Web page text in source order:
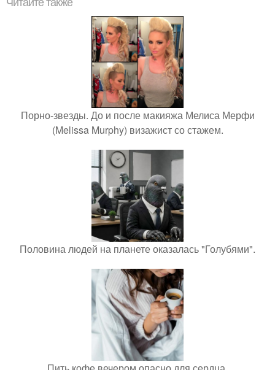
Читайте также
Порно-звезды. До и после макияжа Мелиса Мерфи
(Melissa Murphy) визажист со стажем.
Половина людей на планете оказалась "Голубями".